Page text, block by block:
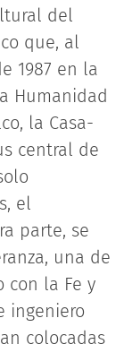
del
que, al
1987 en la
Humanidad
la Casa-
central de
el
parte, se
una de
con la Fe y
ingeniero
colocadas